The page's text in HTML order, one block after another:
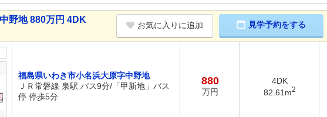
野地 880万円 4DK
お気に入りに追加 見学予約をする
福島県いわき市小名浜大原字中野地
ＪＲ常磐線 泉駅 バス9分/「甲新地」バス
停 停歩5分
880
万円
4DK
82.61m2